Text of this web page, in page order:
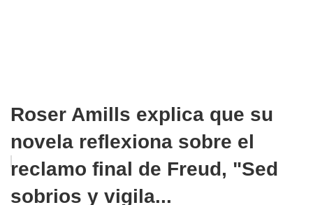
Roser Amills explica que su
novela reflexiona sobre el
reclamo final de Freud, "Sed
sobrios y vigila...